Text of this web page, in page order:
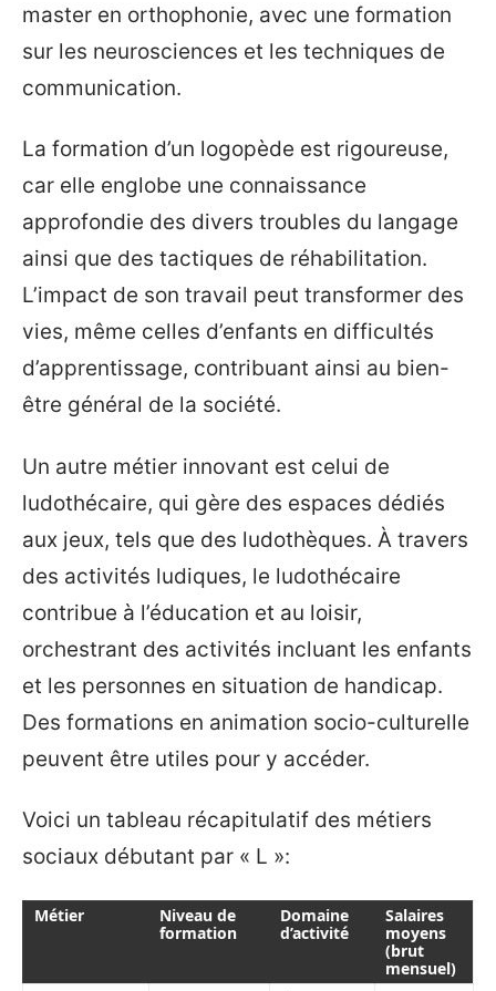
master en orthophonie, avec une formation
sur les neurosciences et les techniques de
communication.
La formation d’un logopède est rigoureuse,
car elle englobe une connaissance
approfondie des divers troubles du langage
ainsi que des tactiques de réhabilitation.
L’impact de son travail peut transformer des
vies, même celles d’enfants en difficultés
d’apprentissage, contribuant ainsi au bien-
être général de la société.
Un autre métier innovant est celui de
ludothécaire, qui gère des espaces dédiés
aux jeux, tels que des ludothèques. À travers
des activités ludiques, le ludothécaire
contribue à l’éducation et au loisir,
orchestrant des activités incluant les enfants
et les personnes en situation de handicap.
Des formations en animation socio-culturelle
peuvent être utiles pour y accéder.
Voici un tableau récapitulatif des métiers
sociaux débutant par « L »:
Métier
Niveau de
formation
Domaine
d’activité
Salaires
moyens
(brut
mensuel)